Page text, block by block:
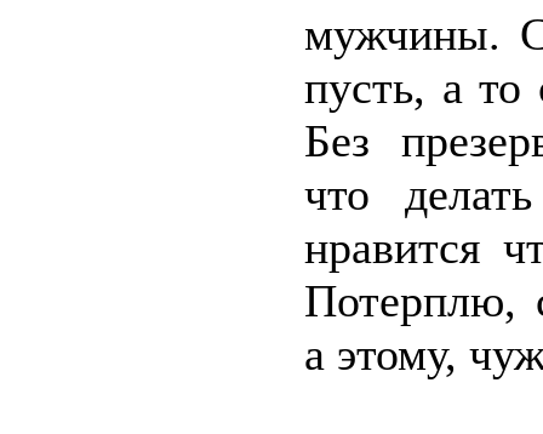
мужчины.
пусть, а то
Без
что
нравится
Потерплю,
а этому,